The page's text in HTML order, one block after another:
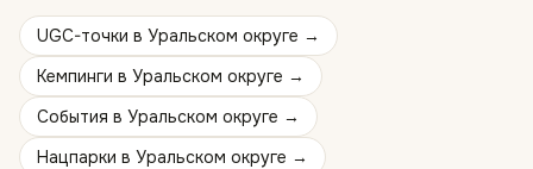
UGC-точки в Уральском округе →
Кемпинги в Уральском округе →
События в Уральском округе →
Нацпарки в Уральском округе →